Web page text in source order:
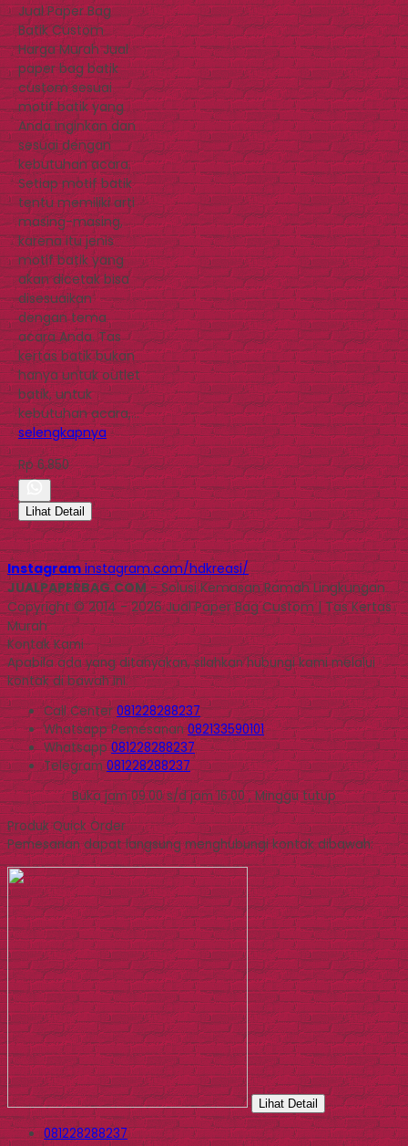
Jual Paper Bag
Batik Custom
Harga Murah Jual
paper bag batik
custom sesuai
motif batik yang
Anda inginkan dan
sesuai dengan
kebutuhan acara.
Setiap motif batik
tentu memiliki arti
masing-masing,
karena itu jenis
motif batik yang
akan dicetak bisa
disesuaikan
dengan tema
acara Anda. Tas
kertas batik bukan
hanya untuk outlet
batik, untuk
kebutuhan acara,…
selengkapnya
Rp 6.850
Lihat Detail
Instagram instagram.com/hdkreasi/
JUALPAPERBAG.COM- Solusi Kemasan Ramah Lingkungan
Copyright © 2014 - 2026 Jual Paper Bag Custom | Tas Kertas
Murah
Kontak Kami
Apabila ada yang ditanyakan, silahkan hubungi kami melalui
kontak di bawah ini.
Call Center081228288237
WhatsappPemesanan 082133590101
Whatsapp081228288237
Telegram081228288237
Buka jam 09.00 s/d jam 16.00 , Minggu tutup
Produk Quick Order
Pemesanan dapat langsung menghubungi kontak dibawah:
Lihat Detail
081228288237